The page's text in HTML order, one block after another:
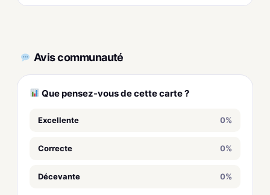
Avis communauté
Que pensez-vous de cette carte ?
Excellente 0%
Correcte 0%
Décevante 0%